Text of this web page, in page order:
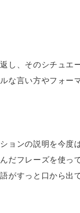
し、そのシチュエ
な言い方やフォー
ョンの説明を今度
だフレーズを使っ
がすっと口から出